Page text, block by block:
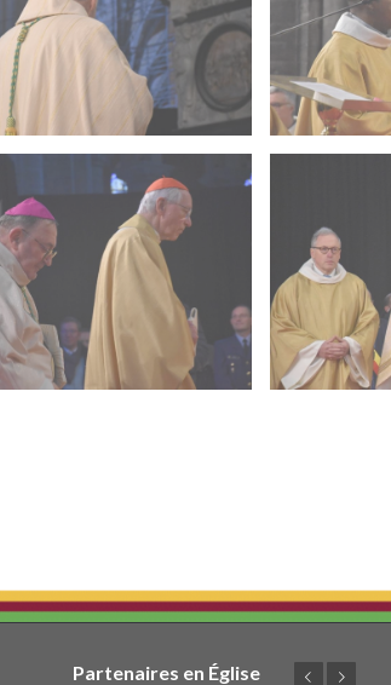
Partenaires en Église
PrécédentSuivant